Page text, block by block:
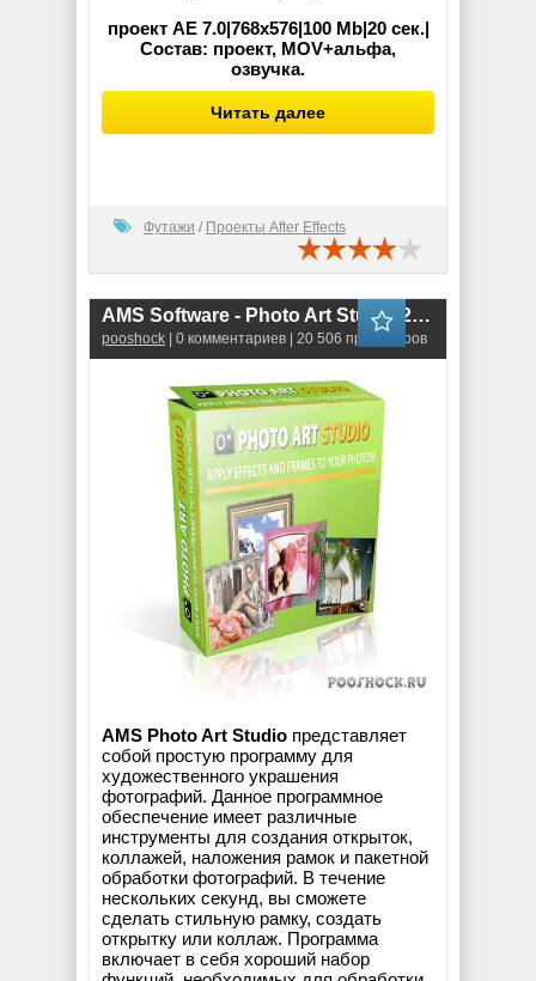
проект AE 7.0|768х576|100 Mb|20 сек.|
Состав: проект, MOV+альфа,
озвучка.
Читать далее
Футажи / Проекты After Effects
AMS Software - Photo Art Studio 2.75
pooshock | 0 комментариев | 20 506 просмотров
AMS Photo Art Studio представляет
собой простую программу для
художественного украшения
фотографий. Данное программное
обеспечение имеет различные
инструменты для создания открыток,
коллажей, наложения рамок и пакетной
обработки фотографий. В течение
нескольких секунд, вы сможете
сделать стильную рамку, создать
открытку или коллаж. Программа
включает в себя хороший набор